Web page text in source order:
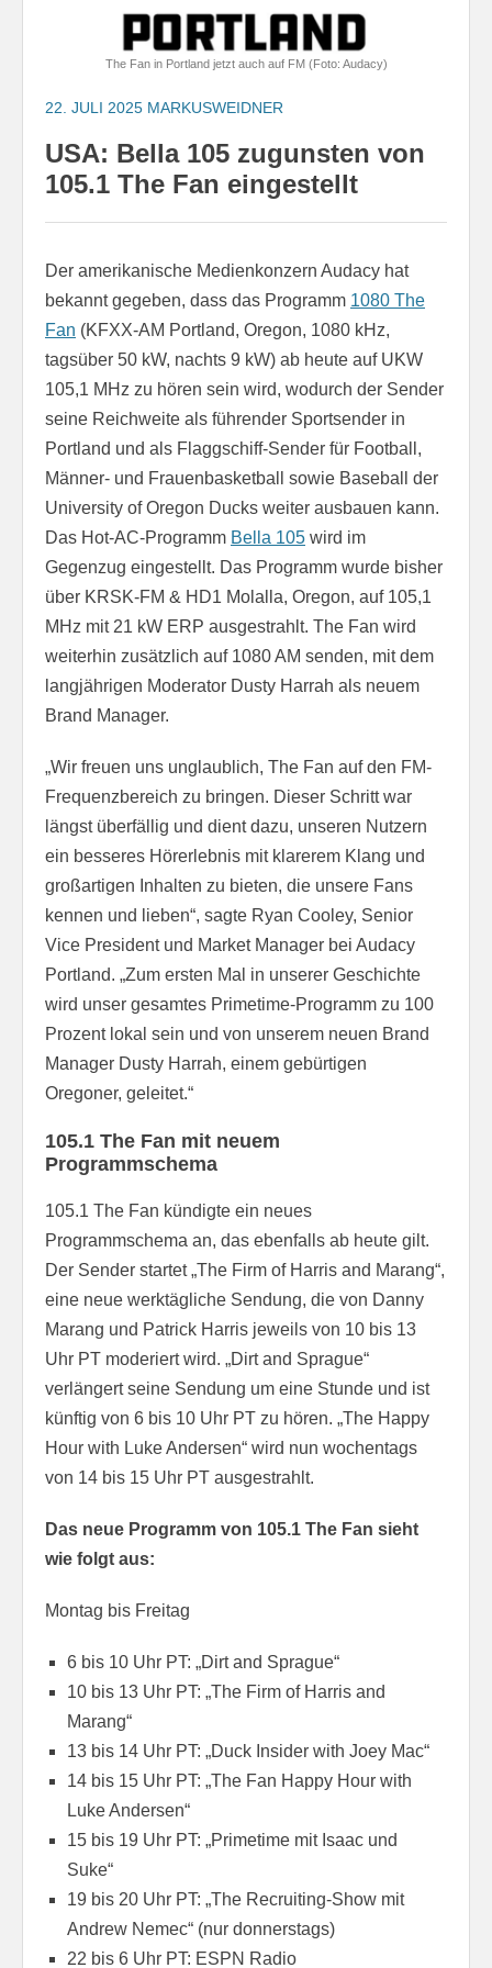
The Fan in Portland jetzt auch auf FM (Foto: Audacy)
22. JULI 2025 MARKUSWEIDNER
USA: Bella 105 zugunsten von
105.1 The Fan eingestellt
Der amerikanische Medienkonzern Audacy hat
bekannt gegeben, dass das Programm 1080 The
Fan (KFXX-AM Portland, Oregon, 1080 kHz,
tagsüber 50 kW, nachts 9 kW) ab heute auf UKW
105,1 MHz zu hören sein wird, wodurch der Sender
seine Reichweite als führender Sportsender in
Portland und als Flaggschiff-Sender für Football,
Männer- und Frauenbasketball sowie Baseball der
University of Oregon Ducks weiter ausbauen kann.
Das Hot-AC-Programm Bella 105 wird im
Gegenzug eingestellt. Das Programm wurde bisher
über KRSK-FM & HD1 Molalla, Oregon, auf 105,1
MHz mit 21 kW ERP ausgestrahlt. The Fan wird
weiterhin zusätzlich auf 1080 AM senden, mit dem
langjährigen Moderator Dusty Harrah als neuem
Brand Manager.
„Wir freuen uns unglaublich, The Fan auf den FM-
Frequenzbereich zu bringen. Dieser Schritt war
längst überfällig und dient dazu, unseren Nutzern
ein besseres Hörerlebnis mit klarerem Klang und
großartigen Inhalten zu bieten, die unsere Fans
kennen und lieben“, sagte Ryan Cooley, Senior
Vice President und Market Manager bei Audacy
Portland. „Zum ersten Mal in unserer Geschichte
wird unser gesamtes Primetime-Programm zu 100
Prozent lokal sein und von unserem neuen Brand
Manager Dusty Harrah, einem gebürtigen
Oregoner, geleitet.“
105.1 The Fan mit neuem
Programmschema
105.1 The Fan kündigte ein neues
Programmschema an, das ebenfalls ab heute gilt.
Der Sender startet „The Firm of Harris and Marang“,
eine neue werktägliche Sendung, die von Danny
Marang und Patrick Harris jeweils von 10 bis 13
Uhr PT moderiert wird. „Dirt and Sprague“
verlängert seine Sendung um eine Stunde und ist
künftig von 6 bis 10 Uhr PT zu hören. „The Happy
Hour with Luke Andersen“ wird nun wochentags
von 14 bis 15 Uhr PT ausgestrahlt.
Das neue Programm von 105.1 The Fan sieht
wie folgt aus:
Montag bis Freitag
6 bis 10 Uhr PT: „Dirt and Sprague“
10 bis 13 Uhr PT: „The Firm of Harris and
Marang“
13 bis 14 Uhr PT: „Duck Insider with Joey Mac“
14 bis 15 Uhr PT: „The Fan Happy Hour with
Luke Andersen“
15 bis 19 Uhr PT: „Primetime mit Isaac und
Suke“
19 bis 20 Uhr PT: „The Recruiting-Show mit
Andrew Nemec“ (nur donnerstags)
22 bis 6 Uhr PT: ESPN Radio